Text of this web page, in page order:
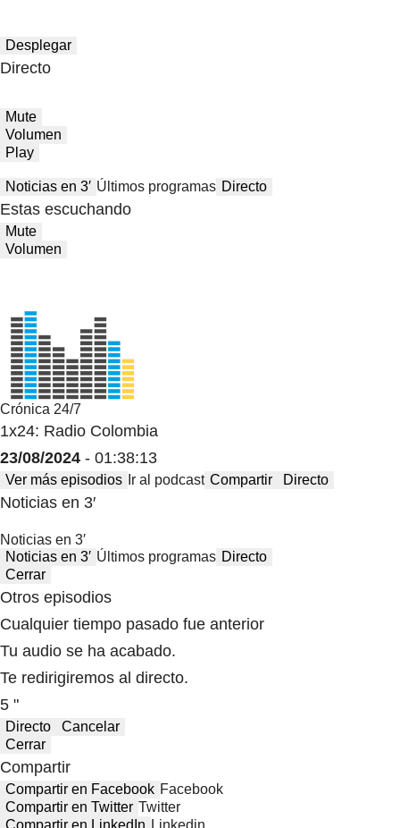
Desplegar
Directo
Mute
Volumen
Play
Noticias en 3′ Últimos programas Directo
Estas escuchando
Mute
Volumen
Crónica 24/7
1x24: Radio Colombia
23/08/2024 - 01:38:13
Ver más episodios Ir al podcast Compartir Directo
Noticias en 3′
Noticias en 3′
Noticias en 3′ Últimos programas Directo
Cerrar
Otros episodios
Cualquier tiempo pasado fue anterior
Tu audio se ha acabado.
Te redirigiremos al directo.
5 "
Directo
Cancelar
Cerrar
Compartir
Compartir en Facebook Facebook
Compartir en Twitter Twitter